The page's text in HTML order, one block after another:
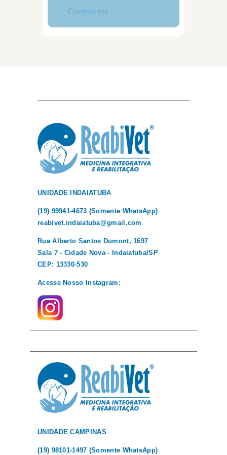
Comments
UNIDADE INDAIATUBA
(19) 99941-4673 (Somente WhatsApp)
reabivet.indaiatuba@gmail.com
Rua Alberto Santos Dumont, 1697
Sala 7 - Cidade Nova - Indaiatuba/SP
CEP: 13330-530
Acesse Nosso Instagram:
UNIDADE CAMPINAS
(19) 98101-1497 (Somente WhatsApp)